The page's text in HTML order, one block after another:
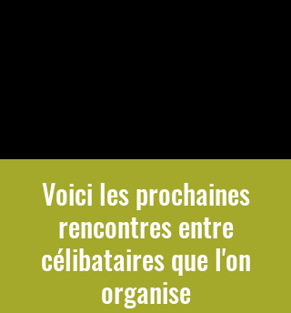
Voici les prochaines
rencontres entre
célibataires que l'on
organise